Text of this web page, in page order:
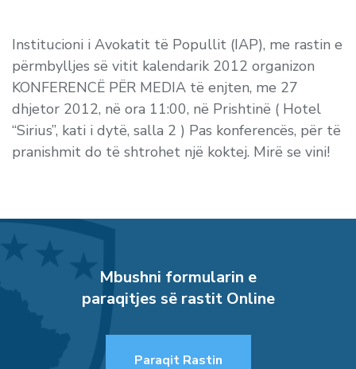
Institucioni i Avokatit të Popullit (IAP), me rastin e
përmbylljes së vitit kalendarik 2012 organizon
KONFERENCË PËR MEDIA të enjten, me 27
dhjetor 2012, në ora 11:00, në Prishtinë ( Hotel
“Sirius”, kati i dytë, salla 2 ) Pas konferencës, për të
pranishmit do të shtrohet një koktej. Mirë se vini!
Mbushni formularin e
paraqitjes së rastit Online
Paraqit Rastin